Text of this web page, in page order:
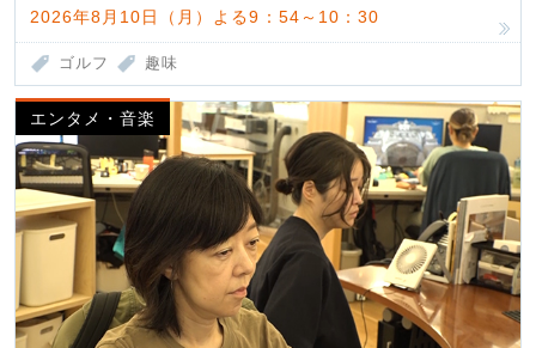
2026年8月10日（月）よる9：54～10：30
ゴルフ 趣味
エンタメ・音楽